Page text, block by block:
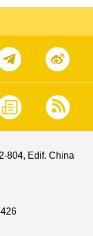
804, Edif. China